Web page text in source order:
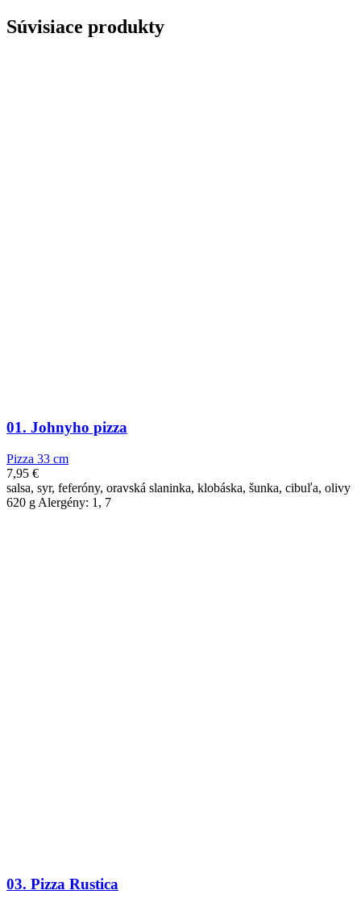
Súvisiace produkty
01. Johnyho pizza
Pizza 33 cm
7,95 €
salsa, syr, feferóny, oravská slaninka, klobáska, šunka, cibuľa, olivy
620 g Alergény: 1, 7
03. Pizza Rustica